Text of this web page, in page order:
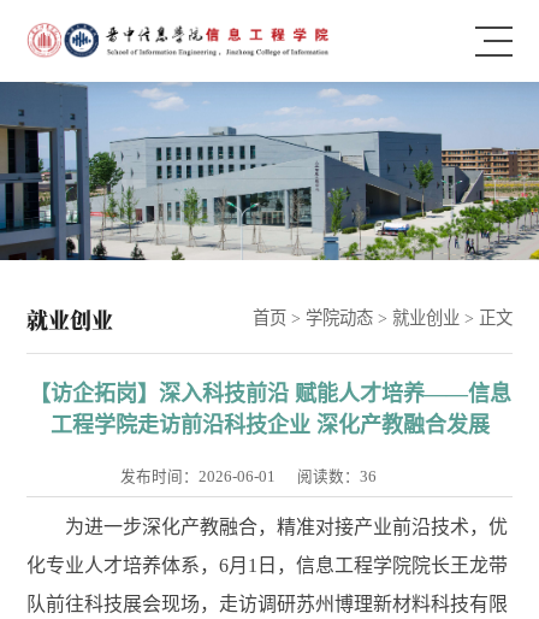
就业创业 首页 > 学院动态> 就业创业 > 正文
【访企拓岗】深入科技前沿 赋能人才培养——信息
工程学院走访前沿科技企业 深化产教融合发展
发布时间：2026-06-01 阅读数： 36
为进一步深化产教融合，精准对接产业前沿技术，优
化专业人才培养体系，6月1日，信息工程学院院长王龙带
队前往科技展会现场，走访调研苏州博理新材料科技有限